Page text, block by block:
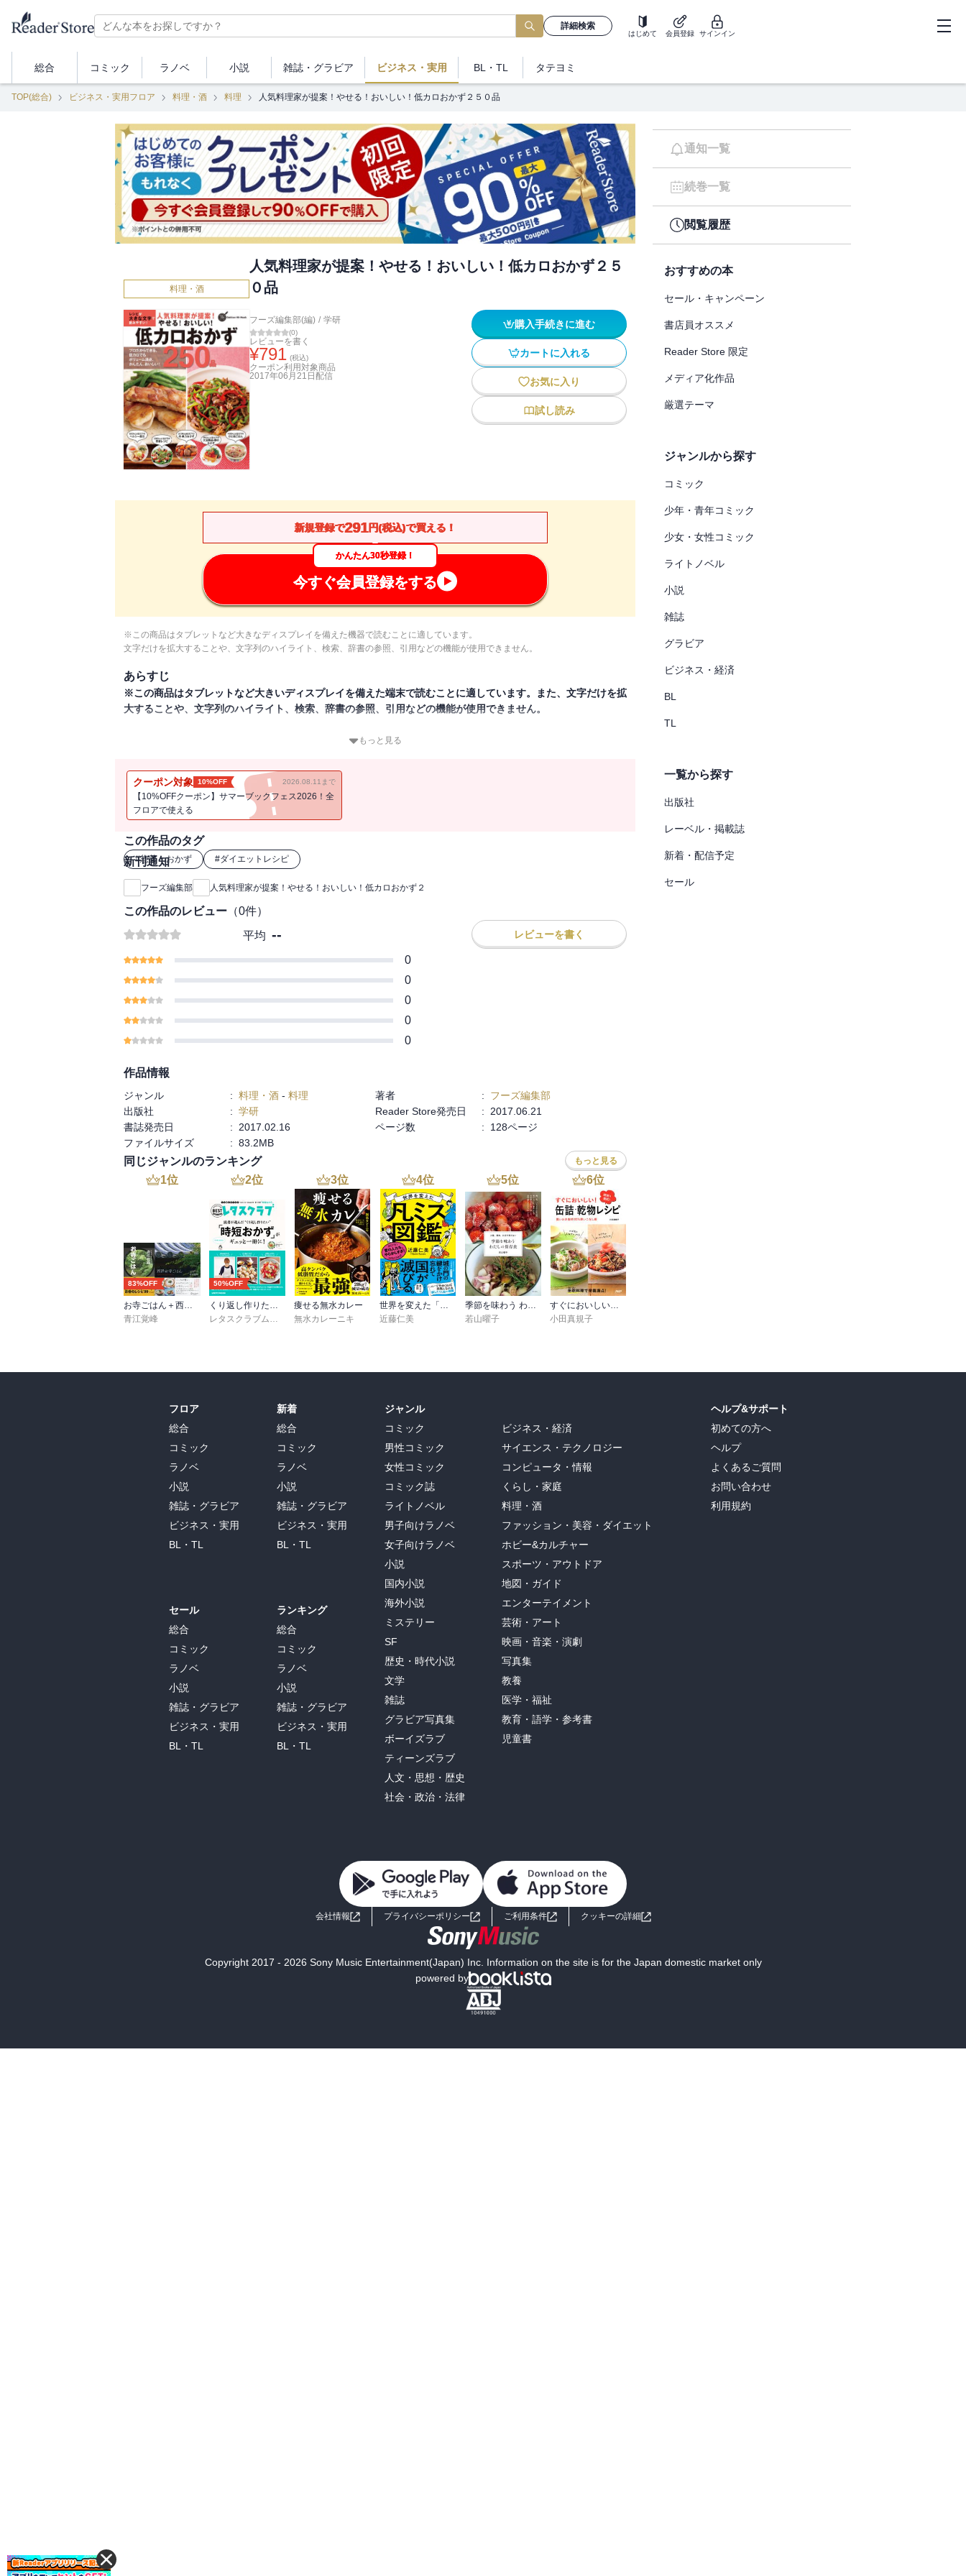
詳細検索
はじめて 会員登録 サインイン
総合 コミック ラノベ 小説 雑誌・ グラビア ビジネス ・実用 BL・TL タテヨミ
TOP(総合) ビジネス・実用フロア 料理・酒 料理 人気料理家が提案！やせる！おいしい！低カロおかず２５０品
料理・酒
人気料理家が提案！やせる！おいしい！低カロおかず２５
０品
フーズ編集部(編) / 学研
(0)
レビューを書く
¥791 (税込)
クーポン利用対象商品
2017年06月21日 配信
購入手続きに進む
カートに入れる
お気に入り
試し読み
新規登録で291 円(税込)で買える！
かんたん30秒登録！
今すぐ会員登録をする
※この商品はタブレットなど大きなディスプレイを備えた機器で読むことに適しています。
文字だけを拡大することや、文字列のハイライト、検索、辞書の参照、引用などの機能が使用できません。
あらすじ
※この商品はタブレットなど大きいディスプレイを備えた端末で読むことに適しています。また、文字だけを拡
大することや、文字列のハイライト、検索、辞書の参照、引用などの機能が使用できません。
ダイエットの近道はなんといっても食事。王道はカロリーを控えめにすること。とはいえ、時間がかかったりお
リーおかずを紹介する。
もっと見る
クーポン対象 10%OFF 2026.08.11まで
【10%OFFクーポン】サマーブックフェス2026！全
フロアで使える
この作品のタグ
#惣菜・おかず #ダイエットレシピ
新刊通知
フーズ編集部 人気料理家が提案！やせる！おいしい！低カロおかず２
この作品のレビュー （0件）
平均 -- レビューを書く
0
0
0
0
0
作品情報
ジャンル : 料理・酒 - 料理 著者 :
フーズ編集部
出版社
: 学研 Reader Store発売日 :
2017.06.21
書誌発売日
: 2017.02.16 ページ数 :
128ページ
ファイルサイズ
: 83.2MB
同じジャンルのランキング もっと見る
1位
83%OFF
お寺ごはん＋西洋お寺ごはん 【2冊合本版】
青江覚峰
2位
50%OFF
くり返し作りたいベストシリーズ vol.19 くり返し作りたい「時短おかず」がギュッと一冊に！
レタスクラブムック編集部
3位
痩せる無水カレー
無水カレーニキ
4位
世界を変えた「凡ミス」図鑑
近藤仁美
5位
季節を味わう わたしの保存食 少量、簡単、お店で買えない
若山曜子
6位
すぐにおいしい！ 缶詰・乾物レシピ
小田真規子
通知一覧
続巻一覧
閲覧履歴
おすすめの本
セール・キャンペーン
書店員オススメ
Reader Store 限定
メディア化作品
厳選テーマ
ジャンルから探す
コミック
少年・青年コミック
少女・女性コミック
ライトノベル
小説
雑誌
グラビア
ビジネス・経済
BL
TL
一覧から探す
出版社
レーベル・掲載誌
新着・配信予定
セール
フロア
総合
コミック
ラノベ
小説
雑誌・グラビア
ビジネス・実用
BL・TL
セール
総合
コミック
ラノベ
小説
雑誌・グラビア
ビジネス・実用
BL・TL
新着
総合
コミック
ラノベ
小説
雑誌・グラビア
ビジネス・実用
BL・TL
ランキング
総合
コミック
ラノベ
小説
雑誌・グラビア
ビジネス・実用
BL・TL
ジャンル
コミック
男性コミック
女性コミック
コミック誌
ライトノベル
男子向けラノベ
女子向けラノベ
小説
国内小説
海外小説
ミステリー
SF
歴史・時代小説
文学
雑誌
グラビア写真集
ボーイズラブ
ティーンズラブ
人文・思想・歴史
社会・政治・法律
ビジネス・経済
サイエンス・テクノロジー
コンピュータ・情報
くらし・家庭
料理・酒
ファッション・美容・ダイエット
ホビー&カルチャー
スポーツ・アウトドア
地図・ガイド
エンターテイメント
芸術・アート
映画・音楽・演劇
写真集
教養
医学・福祉
教育・語学・参考書
児童書
ヘルプ&サポート
初めての方へ
ヘルプ
よくあるご質問
お問い合わせ
利用規約
会社情報 プライバシーポリシー ご利用条件 クッキーの詳細
Copyright 2017 - 2026 Sony Music Entertainment(Japan) Inc. Information on the site is for the Japan domestic market only
powered by